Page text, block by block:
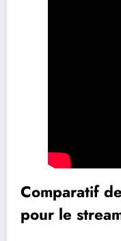
Comparatif
pour le